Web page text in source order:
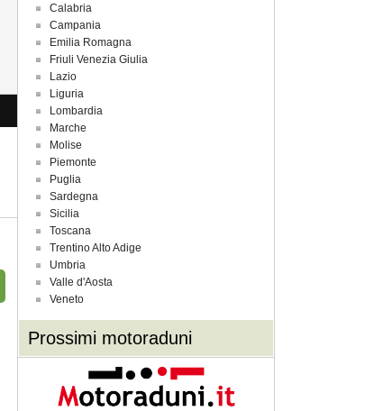
Calabria
Campania
Emilia Romagna
Friuli Venezia Giulia
Lazio
Liguria
Lombardia
Marche
Molise
Piemonte
Puglia
Sardegna
Sicilia
Toscana
Trentino Alto Adige
Umbria
Valle d'Aosta
Veneto
Prossimi motoraduni